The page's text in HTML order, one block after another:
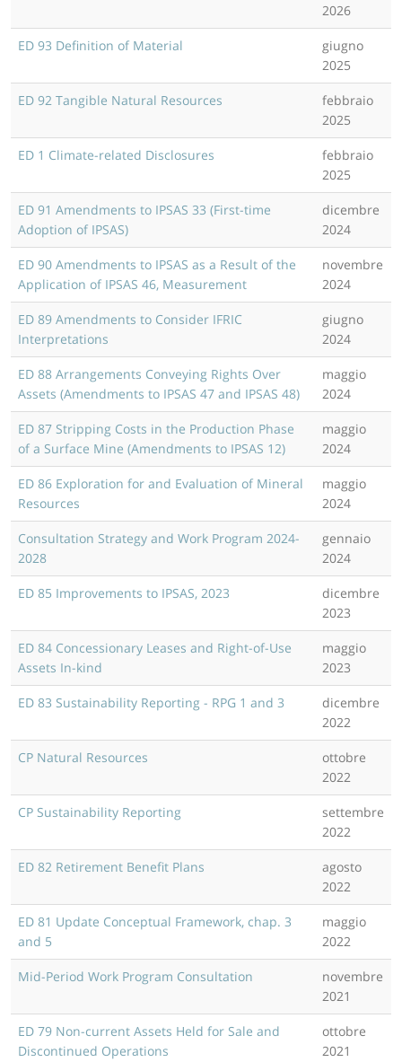
2026
ED 93 Definition of Material
giugno
2025
ED 92 Tangible Natural Resources
febbraio
2025
ED 1 Climate-related Disclosures
febbraio
2025
ED 91 Amendments to IPSAS 33 (First-time
Adoption of IPSAS)
dicembre
2024
ED 90 Amendments to IPSAS as a Result of the
Application of IPSAS 46, Measurement
novembre
2024
ED 89 Amendments to Consider IFRIC
Interpretations
giugno
2024
ED 88 Arrangements Conveying Rights Over
Assets (Amendments to IPSAS 47 and IPSAS 48)
maggio
2024
ED 87 Stripping Costs in the Production Phase
of a Surface Mine (Amendments to IPSAS 12)
maggio
2024
ED 86 Exploration for and Evaluation of Mineral
Resources
maggio
2024
Consultation Strategy and Work Program 2024-
2028
gennaio
2024
ED 85 Improvements to IPSAS, 2023
dicembre
2023
ED 84 Concessionary Leases and Right-of-Use
Assets In-kind
maggio
2023
ED 83 Sustainability Reporting - RPG 1 and 3
dicembre
2022
CP Natural Resources
ottobre
2022
CP Sustainability Reporting
settembre
2022
ED 82 Retirement Benefit Plans
agosto
2022
ED 81 Update Conceptual Framework, chap. 3
and 5
maggio
2022
Mid-Period Work Program Consultation
novembre
2021
ED 79 Non-current Assets Held for Sale and
Discontinued Operations
ottobre
2021